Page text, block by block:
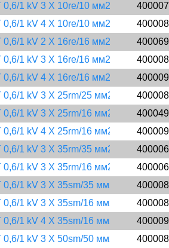
0,6/1 kV 3 X 10re/10 мм2
0,6/1 kV 4 X 10re/10 мм2
0,6/1 kV 2 X 16re/16 мм2
0,6/1 kV 3 X 16re/16 мм2
0,6/1 kV 4 X 16re/16 мм2
0,6/1 kV 3 X 25rm/25 мм2
0,6/1 kV 3 X 25rm/16 мм2
0,6/1 kV 4 X 25rm/16 мм2
0,6/1 kV 3 X 35rm/35 мм2
0,6/1 kV 3 X 35rm/16 мм2
1 kV 3 X 35sm/35 мм2
1 kV 3 X 35sm/16 мм2
1 kV 4 X 35sm/16 мм2
1 kV 3 X 50sm/50 мм2